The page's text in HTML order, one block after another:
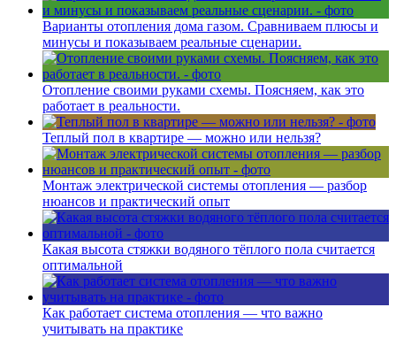
Варианты отопления дома газом. Сравниваем плюсы и
минусы и показываем реальные сценарии.
Отопление своими руками схемы. Поясняем, как это
работает в реальности.
Теплый пол в квартире — можно или нельзя?
Монтаж электрической системы отопления — разбор
нюансов и практический опыт
Какая высота стяжки водяного тёплого пола считается
оптимальной
Как работает система отопления — что важно
учитывать на практике